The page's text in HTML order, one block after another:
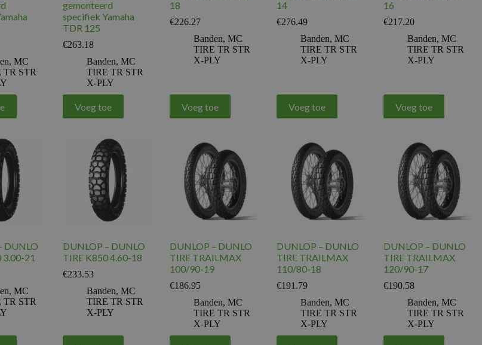
, MC
TR STR
gemonteerd
specifiek Yamaha
TDR 125
€263.18
Banden, MC
TIRE TR STR
X-PLY
Voeg toe
18
€226.27
Banden, MC
TIRE TR STR
X-PLY
Voeg toe
14
€276.49
Banden, MC
TIRE TR STR
X-PLY
Voeg toe
16
€217.20
Banden, MC
TIRE TR STR
X-PLY
Voeg toe
DUNLO
3.00-21
, MC
TR STR
DUNLOP – DUNLO
TIRE K850 4.60-18
€233.53
Banden, MC
TIRE TR STR
X-PLY
DUNLOP – DUNLO
TIRE TRAILMAX
100/90-19
€186.95
Banden, MC
TIRE TR STR
X-PLY
DUNLOP – DUNLO
TIRE TRAILMAX
110/80-18
€191.79
Banden, MC
TIRE TR STR
X-PLY
DUNLOP – DUNLO
TIRE TRAILMAX
120/90-17
€190.58
Banden, MC
TIRE TR STR
X-PLY